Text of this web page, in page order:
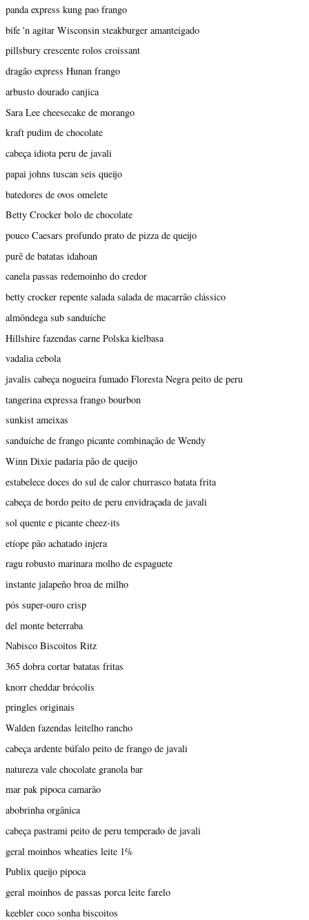
panda express kung pao frango
bife 'n agitar Wisconsin steakburger amanteigado
pillsbury crescente rolos croissant
dragão express Hunan frango
arbusto dourado canjica
Sara Lee cheesecake de morango
kraft pudim de chocolate
cabeça idiota peru de javali
papai johns tuscan seis queijo
batedores de ovos omelete
Betty Crocker bolo de chocolate
pouco Caesars profundo prato de pizza de queijo
purê de batatas idahoan
canela passas redemoinho do credor
betty crocker repente salada salada de macarrão clássico
almôndega sub sanduíche
Hillshire fazendas carne Polska kielbasa
vadalia cebola
javalis cabeça nogueira fumado Floresta Negra peito de peru
tangerina expressa frango bourbon
sunkist ameixas
sanduíche de frango picante combinação de Wendy
Winn Dixie padaria pão de queijo
estabelece doces do sul de calor churrasco batata frita
cabeça de bordo peito de peru envidraçada de javali
sol quente e picante cheez-its
etíope pão achatado injera
ragu robusto marinara molho de espaguete
instante jalapeño broa de milho
pós super-ouro crisp
del monte beterraba
Nabisco Biscoitos Ritz
365 dobra cortar batatas fritas
knorr cheddar brócolis
pringles originais
Walden fazendas leitelho rancho
cabeça ardente búfalo peito de frango de javali
natureza vale chocolate granola bar
mar pak pipoca camarão
abobrinha orgânica
cabeça pastrami peito de peru temperado de javali
geral moinhos wheaties leite 1%
Publix queijo pipoca
geral moinhos de passas porca leite farelo
keebler coco sonha biscoitos